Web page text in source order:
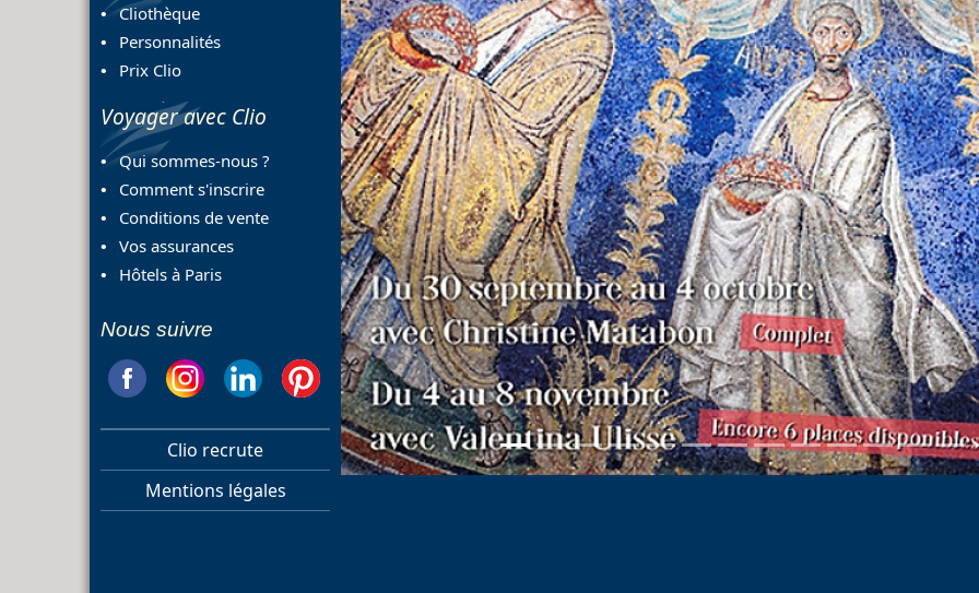
Cliothèque
Personnalités
Prix Clio
Voyager avec Clio
Qui sommes-nous ?
Comment s'inscrire
Conditions de vente
Vos assurances
Hôtels à Paris
Nous suivre
Clio recrute
Mentions légales